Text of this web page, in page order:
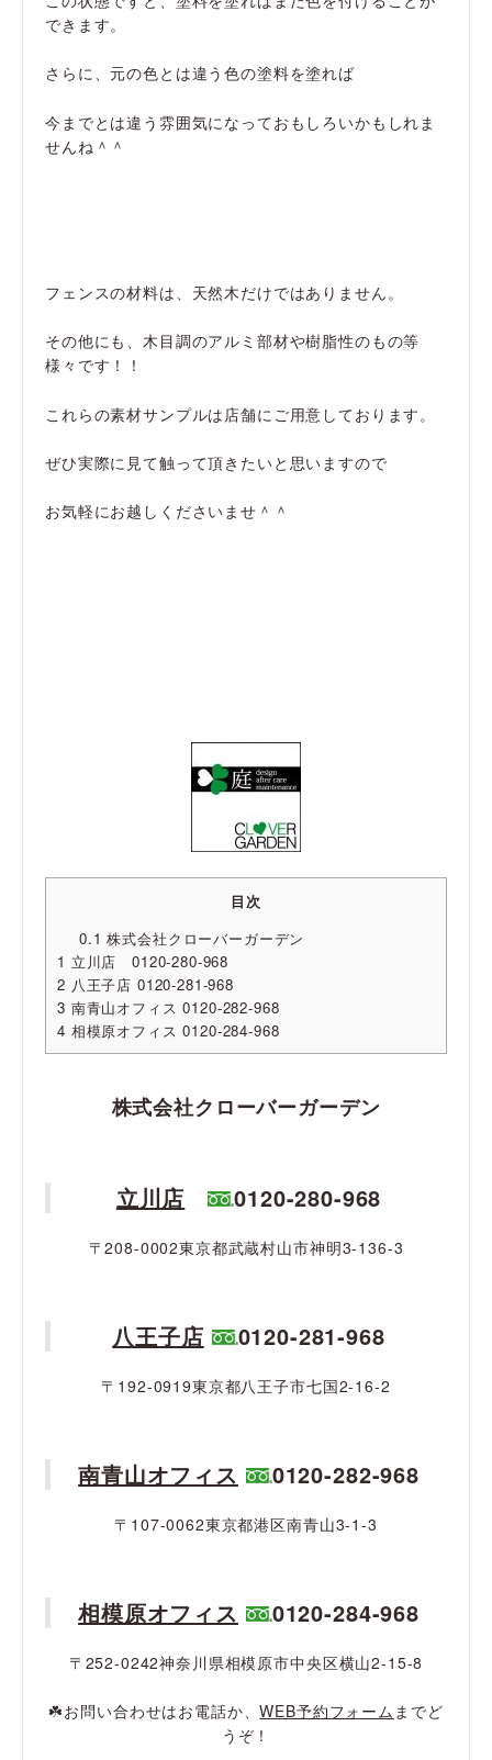
できます。
さらに、元の色とは違う色の塗料を塗れば
今までとは違う雰囲気になっておもしろいかもしれま
せんね＾＾
フェンスの材料は、天然木だけではありません。
その他にも、木目調のアルミ部材や樹脂性のもの等
様々です！！
これらの素材サンプルは店舗にご用意しております。
ぜひ実際に見て触って頂きたいと思いますので
お気軽にお越しくださいませ＾＾
目次
0.1 株式会社クローバーガーデン
1 立川店 0120-280-968
2 八王子店 0120-281-968
3 南青山オフィス 0120-282-968
4 相模原オフィス 0120-284-968
株式会社クローバーガーデン
立川店 0120-280-968
〒208-0002東京都武蔵村山市神明3-136-3
八王子店 0120-281-968
〒192-0919東京都八王子市七国2-16-2
南青山オフィス 0120-282-968
〒107-0062東京都港区南青山3-1-3
相模原オフィス 0120-284-968
〒252-0242神奈川県相模原市中央区横山2-15-8
☘️お問い合わせはお電話か、WEB予約フォーム までど
うぞ！